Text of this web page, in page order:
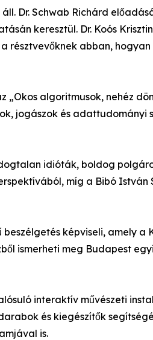
Dr. Schwab Richárd
keresztül. Dr. Koós
résztvevőknek abban,
algoritmusok, nehéz
jogászok és
idióták, boldog
míg a Bibó
képviseli, amely
ismerheti meg Budapest
interaktív művészeti
és kiegészítők
is.